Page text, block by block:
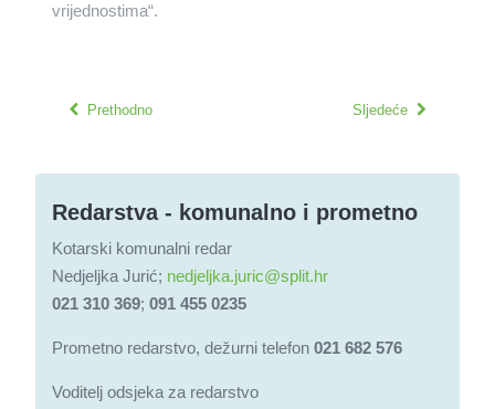
vrijednostima“.
Prethodno Sljedeće
Redarstva - komunalno i prometno
Kotarski komunalni redar
Nedjeljka Jurić; nedjeljka.juric@split.hr
021 310 369; 091 455 0235
Prometno redarstvo, dežurni telefon 021 682 576
Voditelj odsjeka za redarstvo